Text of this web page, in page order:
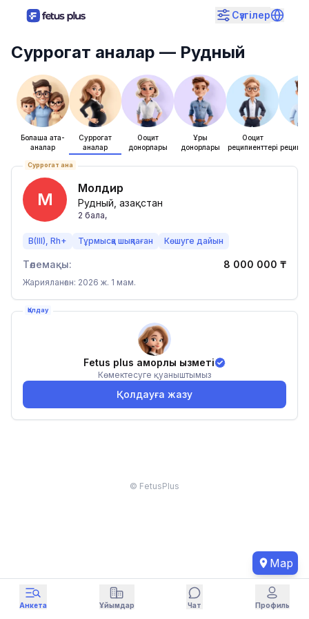
Сүзгілер
Суррогат аналар — Рудный
Болашақ ата-
аналар
Суррогат
аналар
Ооцит
донорлары
Ұрық
донорлары
Ооцит
реципиенттері
Суррогат ана
М
Молдир
Рудный, Қазақстан
2 бала,
B(III), Rh+ Тұрмысқа шықпаған Көшуге дайын
Төлемақы: 8 000 000 ₸
Жарияланған: 2026 ж. 1 мам.
Қолдау
Fetus plus қамқорлық қызметі
Көмектесуге қуаныштымыз
Қолдауға жазу
© FetusPlus
Map
Анкета Ұйымдар Чат Профиль